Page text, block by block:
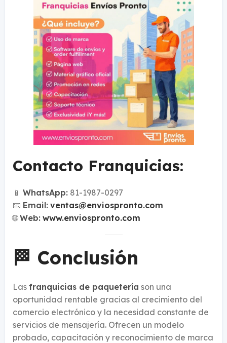
Contacto Franquicias:
📱 WhatsApp: 81-1987-0297
📧 Email: ventas@enviospronto.com
🌐Web: www.enviospronto.com
🏁 Conclusión
Las franquicias de paquetería son una
oportunidad rentable gracias al crecimiento del
comercio electrónico y la necesidad constante de
servicios de mensajería. Ofrecen un modelo
probado, capacitación y reconocimiento de marca